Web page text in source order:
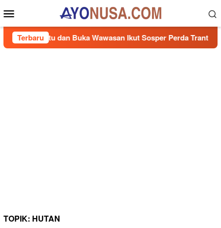
ke
kontenMobile
Terbarudan Buka Wawasan Ikut Sosper Perda Trantibum
TOPIK: HUTAN